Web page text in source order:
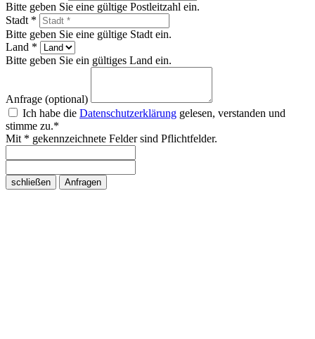
Bitte geben Sie eine gültige Postleitzahl ein.
Stadt *
Bitte geben Sie eine gültige Stadt ein.
Land *
Bitte geben Sie ein gültiges Land ein.
Anfrage (optional)
Ich habe die Datenschutzerklärung gelesen, verstanden und
stimme zu.*
Mit * gekennzeichnete Felder sind Pflichtfelder.
schließen Anfragen